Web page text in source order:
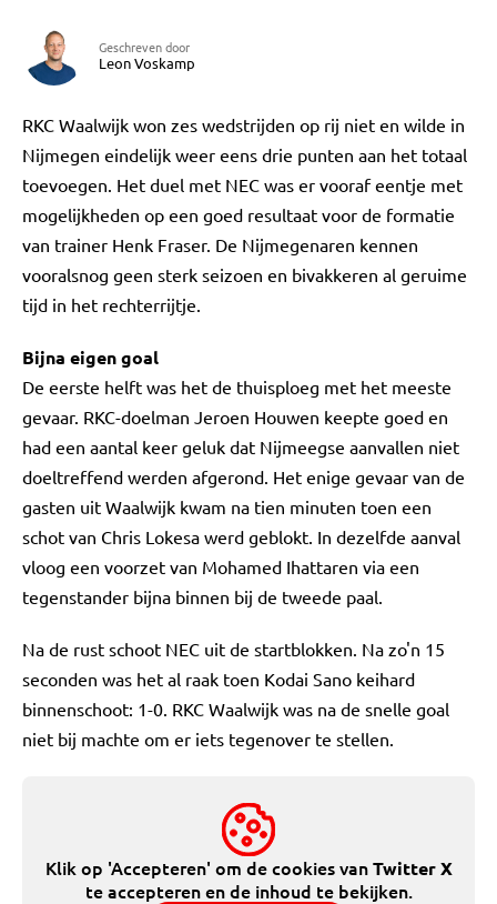
Geschreven door
Leon Voskamp
RKC Waalwijk won zes wedstrijden op rij niet en wilde in
Nijmegen eindelijk weer eens drie punten aan het totaal
toevoegen. Het duel met NEC was er vooraf eentje met
mogelijkheden op een goed resultaat voor de formatie
van trainer Henk Fraser. De Nijmegenaren kennen
vooralsnog geen sterk seizoen en bivakkeren al geruime
tijd in het rechterrijtje.
Bijna eigen goal
De eerste helft was het de thuisploeg met het meeste
gevaar. RKC-doelman Jeroen Houwen keepte goed en
had een aantal keer geluk dat Nijmeegse aanvallen niet
doeltreffend werden afgerond. Het enige gevaar van de
gasten uit Waalwijk kwam na tien minuten toen een
schot van Chris Lokesa werd geblokt. In dezelfde aanval
vloog een voorzet van Mohamed Ihattaren via een
tegenstander bijna binnen bij de tweede paal.
Na de rust schoot NEC uit de startblokken. Na zo'n 15
seconden was het al raak toen Kodai Sano keihard
binnenschoot: 1-0. RKC Waalwijk was na de snelle goal
niet bij machte om er iets tegenover te stellen.
Klik op 'Accepteren' om de cookies vanTwitter X
te accepteren en de inhoud te bekijken.